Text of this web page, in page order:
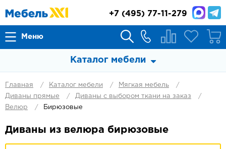
Меню
+7 (495) 77-11-279
Каталог мебели
Главная Каталог мебели
Мягкая мебель
Диваны прямые
Диваны с выбором ткани на заказ
Велюр
Бирюзовые
Диваны из велюра бирюзовые